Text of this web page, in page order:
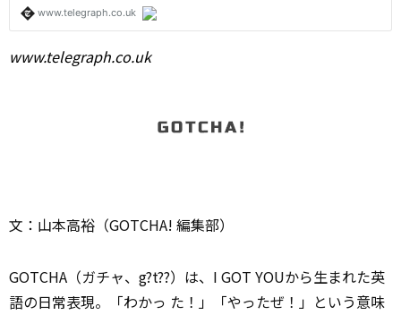
www.telegraph.co.uk
文：山本高裕（GOTCHA! 編集部）
GOTCHA（ガチャ、g?t??）は、I GOT YOUから生まれた英
語の日常表現。「わかっ た！」「やったぜ！」という意味